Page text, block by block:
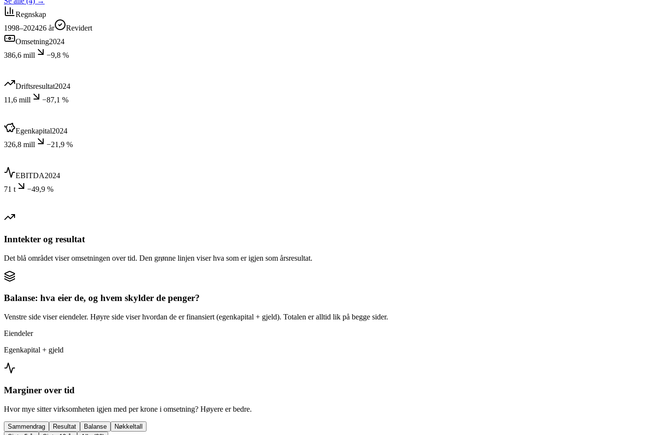
Regnskap
1998–202426 år
Revidert
Omsetning2024
386,6 mill
−9,8 %
Driftsresultat2024
11,6 mill
−87,1 %
Egenkapital2024
326,8 mill
−21,9 %
EBITDA2024
71 t
−49,9 %
Inntekter og resultat
Det blå området viser omsetningen over tid. Den grønne linjen viser hva som er igjen som årsresultat.
Balanse: hva eier de, og hvem skylder de penger?
Venstre side viser eiendeler. Høyre side viser hvordan de er finansiert (egenkapital + gjeld). Totalen er alltid lik på begge sider.
Eiendeler
Egenkapital + gjeld
Marginer over tid
Hvor mye sitter virksomheten igjen med per krone i omsetning? Høyere er bedre.
Sammendrag Resultat Balanse
Nøkkeltall